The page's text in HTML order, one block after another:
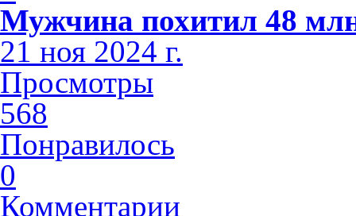
Мужчина похитил 48
21 ноя 2024 г.
Просмотры
568
Понравилось
0
Комментарии